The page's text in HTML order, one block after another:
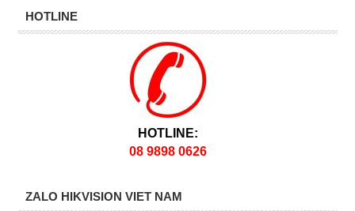
HOTLINE
HOTLINE:
08 9898 0626
ZALO HIKVISION VIET NAM